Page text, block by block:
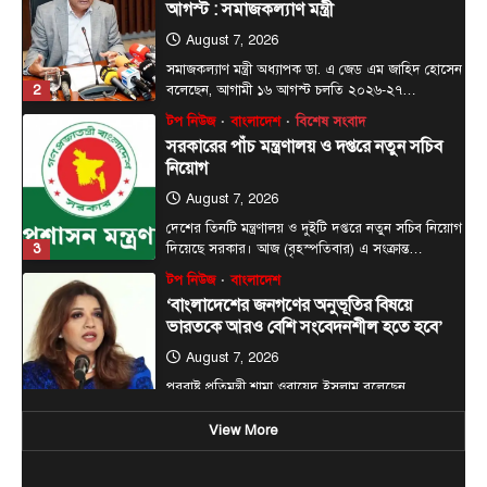
2
আগস্ট : সমাজকল্যাণ মন্ত্রী
August 7, 2026
সমাজকল্যাণ মন্ত্রী অধ্যাপক ডা. এ জেড এম জাহিদ হোসেন
বলেছেন, আগামী ১৬ আগস্ট চলতি ২০২৬-২৭…
3
টপ নিউজ বাংলাদেশ বিশেষ সংবাদ
সরকারের পাঁচ মন্ত্রণালয় ও দপ্তরে নতুন সচিব
নিয়োগ
August 7, 2026
দেশের তিনটি মন্ত্রণালয় ও দুইটি দপ্তরে নতুন সচিব নিয়োগ
দিয়েছে সরকার। আজ (বৃহস্পতিবার) এ সংক্রান্ত…
টপ নিউজ বাংলাদেশ
‘বাংলাদেশের জনগণের অনুভূতির বিষয়ে
ভারতকে আরও বেশি সংবেদনশীল হতে হবে’
August 7, 2026
পররাষ্ট্র প্রতিমন্ত্রী শামা ওবায়েদ ইসলাম বলেছেন,
বাংলাদেশের জনগণের অনুভূতি ও সংবেদনশীলতার বিষয়ে
ভারতকে আরও বেশি…
View More